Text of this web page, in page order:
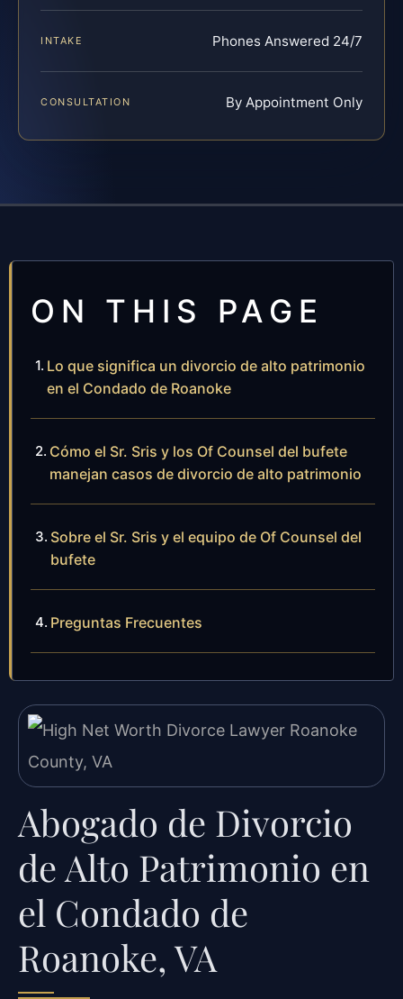
INTAKE Phones Answered 24/7
CONSULTATION By Appointment Only
ON THIS PAGE
Lo que significa un divorcio de alto patrimonio
en el Condado de Roanoke
Cómo el Sr. Sris y los Of Counsel del bufete
manejan casos de divorcio de alto patrimonio
Sobre el Sr. Sris y el equipo de Of Counsel del
bufete
Preguntas Frecuentes
Abogado de Divorcio
de Alto Patrimonio en
el Condado de
Roanoke, VA